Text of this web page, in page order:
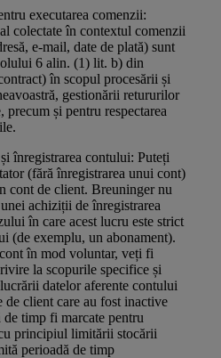
executarea comenzii:
colectate în contextul comenzii
e-mail, date de plată) sunt
6 alin. (1) lit. b) din
în scopul procesării și
gestionării retururilor
și pentru respectarea
înregistrarea contului: Puteți
(fără înregistrarea unui cont)
cont de client. Breuninger nu
achiziții de înregistrarea
în care acest lucru este strict
(de exemplu, un abonament).
în mod voluntar, veți fi
la scopurile specifice și
datelor aferente contului
de client care au fost inactive
timp fi marcate pentru
principiul limitării stocării
perioadă de timp